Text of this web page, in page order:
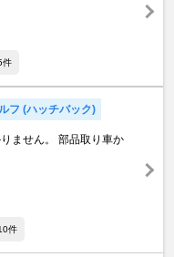
件
フ (ハッチバック)
ません。 部品取り車か
件